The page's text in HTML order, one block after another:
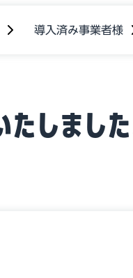
導入済み事業者様
しまし